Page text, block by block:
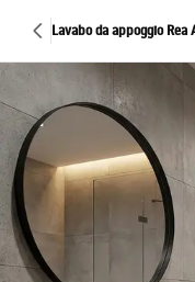
Lavabo da appoggio Rea